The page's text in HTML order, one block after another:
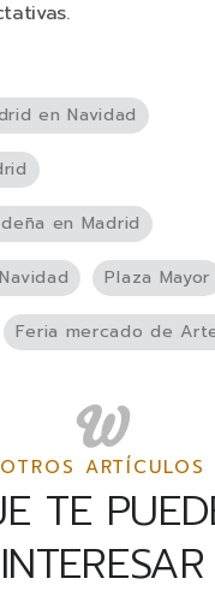
en Navidad
en Madrid
Plaza Mayor
Feria mercado de
OTROS ARTÍCULOS
TE
INTERESAR